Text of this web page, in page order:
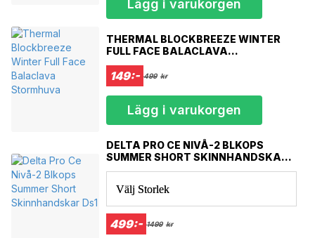
Lägg i varukorgen
THERMAL BLOCKBREEZE WINTER
FULL FACE BALACLAVA
STORMHUVA
149:- 499 kr
Lägg i varukorgen
DELTA PRO CE NIVÅ-2 BLKOPS
SUMMER SHORT SKINNHANDSKAR
DS1
Välj Storlek
499:- 1499 kr